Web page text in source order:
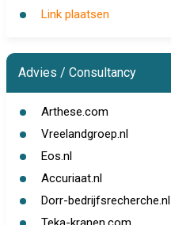
Link plaatsen
Advies / Consultancy
Arthese.com
Vreelandgroep.nl
Eos.nl
Accuriaat.nl
Dorr-bedrijfsrecherche.nl